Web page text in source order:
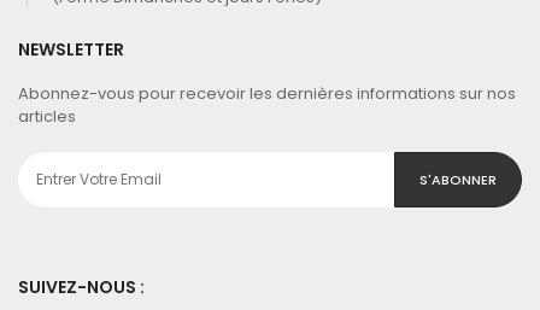
NEWSLETTER
Abonnez-vous pour recevoir les dernières informations sur nos
articles
S'ABONNER
SUIVEZ-NOUS :